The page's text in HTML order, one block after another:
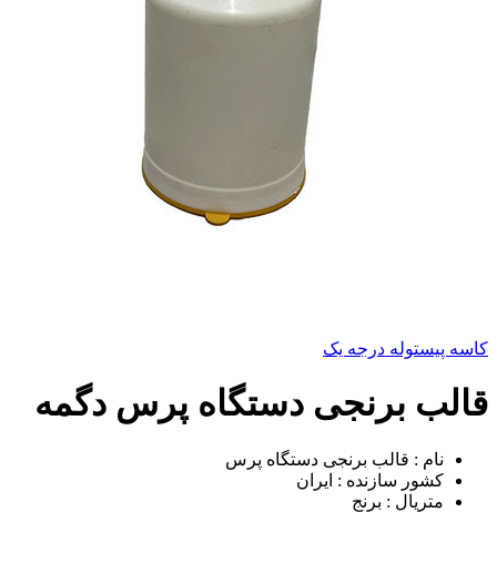
کاسه پیستوله درجه یک
قالب برنجی دستگاه پرس دگمه
نام : قالب برنجی دستگاه پرس
کشور سازنده : ایران
متریال : برنج